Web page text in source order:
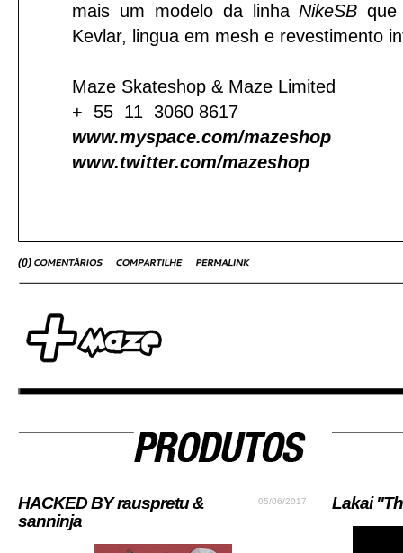
mais um modelo da linhaNikeSB
Kevlar, lingua em mesh e revestimento
Maze Skateshop & Maze Limited
+ 55 11 3060 8617
www.myspace.com/mazeshop
www.twitter.com/mazeshop
(0)
05/06/2017
HACKED BY rauspretu &
sanninja
Lakai